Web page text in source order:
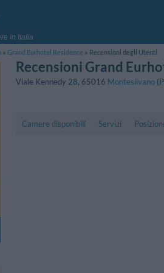
in Italia
Grand Eurhotel Residence Recensioni degli Utenti
Recensioni Grand
Viale Kennedy 28, 65016 Montesilvano
Camere disponibili Servizi